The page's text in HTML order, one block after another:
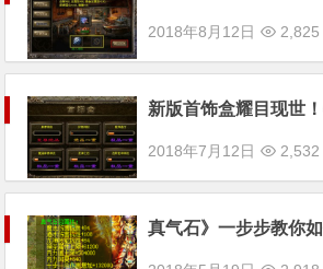
2018年8月12日
新版首饰盒耀目现世
2018年7月12日
真气石》一步步教你